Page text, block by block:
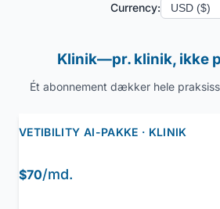
Currency:
Klinik—pr. klinik, ikke
Ét abonnement dækker hele
VETIBILITY AI-PAKKE · KLINIK
$70/md.